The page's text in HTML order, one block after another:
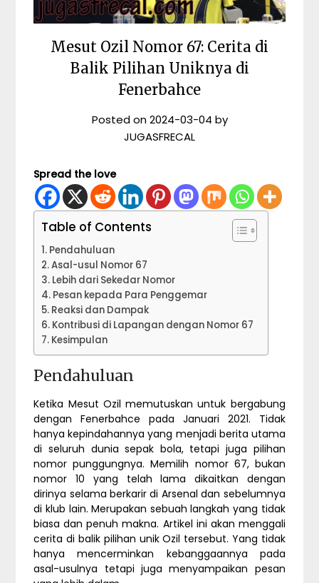
Mesut Ozil Nomor 67: Cerita di
Balik Pilihan Uniknya di
Fenerbahce
Posted on2024-03-04 by
JUGASFRECAL
Spread the love
Table of Contents
Pendahuluan
Asal-usul Nomor 67
Lebih dari Sekedar Nomor
Pesan kepada Para Penggemar
Reaksi dan Dampak
Kontribusi di Lapangan dengan Nomor 67
Kesimpulan
Pendahuluan
Ketika Mesut Ozil memutuskan untuk bergabung
dengan Fenerbahce pada Januari 2021. Tidak
hanya kepindahannya yang menjadi berita utama
di seluruh dunia sepak bola, tetapi juga pilihan
nomor punggungnya. Memilih nomor 67, bukan
nomor 10 yang telah lama dikaitkan dengan
dirinya selama berkarir di Arsenal dan sebelumnya
di klub lain. Merupakan sebuah langkah yang tidak
biasa dan penuh makna. Artikel ini akan menggali
cerita di balik pilihan unik Ozil tersebut. Yang tidak
hanya mencerminkan kebanggaannya pada
asal-usulnya tetapi juga menyampaikan pesan